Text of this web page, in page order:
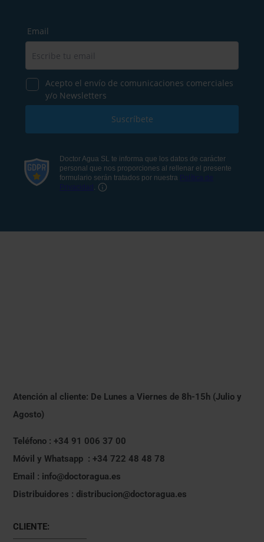
Atención al cliente: De Lunes a Viernes de 8h-15h (Julio y
Agosto)
Teléfono : +34 91 006 37 00
Móvil y Whatsapp : +34 722 48 48 78
Email : info@doctoragua.es
Distribuidores : distribucion@doctoragua.es
CLIENTE: